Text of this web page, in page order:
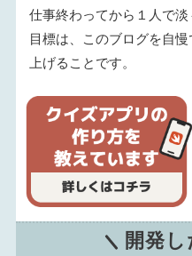
仕事終わってから１人で淡
目標は、このブログを自
上げることです。
開発し